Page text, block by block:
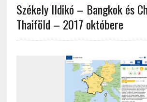
Székely Ildikó – Bangkok és
Thaiföld – 2017 októbere